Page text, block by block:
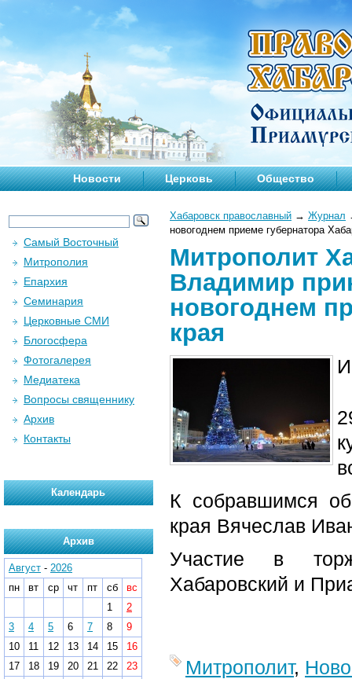
Новости Церковь Общество
Хабаровск православный → Журнал
новогоднем приеме губернатора
Митрополит
Владимир
новогоднем
края
К собравшимся
края Вячеслав
Участие в
Хабаровский и
Митрополит,
Самый Восточный
Митрополия
Епархия
Семинария
Церковные СМИ
Блогосфера
Фотогалерея
Медиатека
Вопросы священнику
Архив
Контакты
Календарь
Архив
Август - 2026
пн
вт ср чт пт сб
вс
1
2
3
4 5 6 7 8
9
10
11 12 13 14 15
16
17
18 19 20 21 22
23